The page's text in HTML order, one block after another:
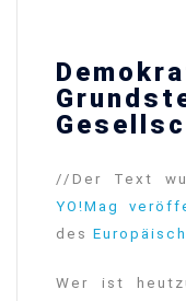
//Der Text
YO!Mag
des
Wer ist